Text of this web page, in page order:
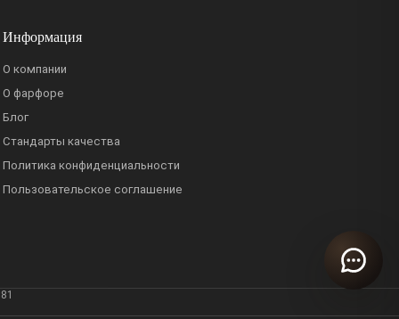
Информация
О компании
О фарфоре
Блог
Стандарты качества
Политика конфиденциальности
Пользовательское соглашение